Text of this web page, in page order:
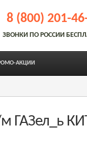
8 (800) 201-
ЗВОНКИ ПО РОССИИ
АКЦИИ
ГАЗел_ь